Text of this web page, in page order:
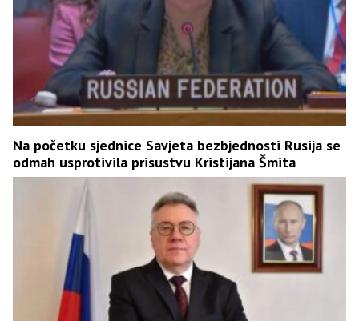
Na početku sjednice Savjeta bezbjednosti Rusija se
odmah usprotivila prisustvu Kristijana Šmita